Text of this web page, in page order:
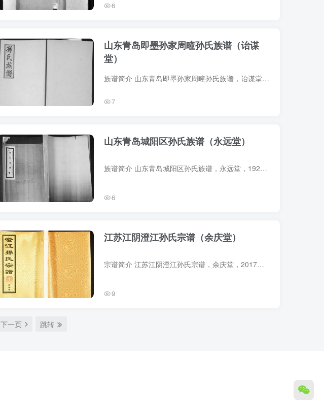
6
山东青岛即墨孙家周疃孙氏族谱（诒谋
堂）
族谱简介 山东青岛即墨孙家周疃孙氏族谱，诒谋堂，1906年（光绪32年）孙硕文、孙修文等纂修，1册。该族原籍苏州，明时迁居登州不夜城，厥后越海至辽阳，又有兄弟九人自辽阳还辕于珠岩，其中三人...
7
山东青岛城阳区孙氏族谱（永远堂）
族谱简介 山东青岛城阳区孙氏族谱，永远堂，1926年（民国15年）孙方仕、孙方俅等纂修，4册。部分页面文字模糊。该族先世于明代自胶东石河迁居上崖疃，后又立下崖疃。一世祖孙仪典。 字辈（12世...
6
江苏江阴澄江孙氏宗谱（余庆堂）
宗谱简介 江苏江阴澄江孙氏宗谱，余庆堂，2017年孙永华、孙品元、朱锡生等纂修，19册。本谱无卷6、7，未编，非缺卷。始迁祖孙子林，字祖林，元末自江苏常熟跨塘桥迁江阴大桥之左。子五：分启仁...
9
下一页 跳转